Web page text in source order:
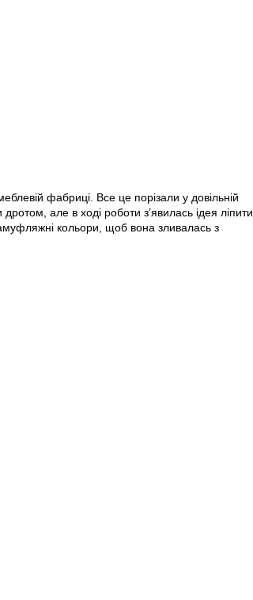
фабриці. Все це порізали у довільній
але в ході роботи з’явилась ідея ліпити
кольори, щоб вона зливалась з